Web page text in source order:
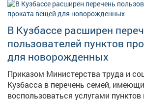
своего дела. Ребята с большим
требования к разным профессиям -
что важно не только желание, но и
здоровье! Такие встречи помогают детям сделать
первые шаги к осознанному
профессии и понять, насколько
мир труда вокруг нас
В Кузбассе расширен
пользователей пунктов
для новорожденных
Приказом Министерства труда и
Кузбасса в перечень семей,
воспользоваться услугами пунктов